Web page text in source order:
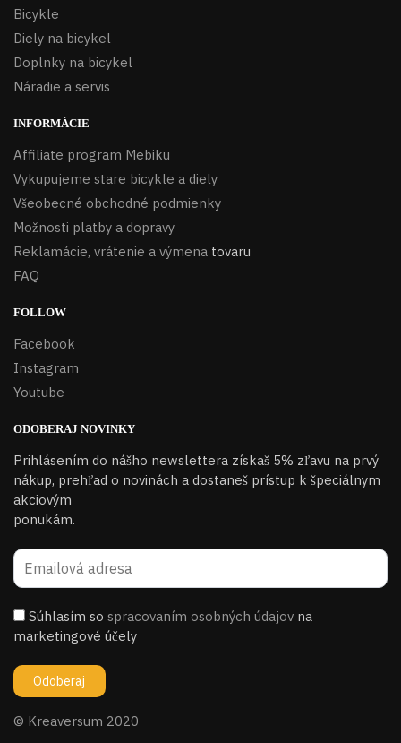
Bicykle
Diely na bicykel
Doplnky na bicykel
Náradie a servis
INFORMÁCIE
Affiliate program Mebiku
Vykupujeme stare bicykle a diely
Všeobecné obchodné podmienky
Možnosti platby a dopravy
Reklamácie, vrátenie a výmena tovaru
FAQ
FOLLOW
Facebook
Instagram
Youtube
ODOBERAJ NOVINKY
Prihlásením do nášho newslettera získaš 5% zľavu na prvý
nákup, prehľad o novinách a dostaneš prístup k špeciálnym
akciovým
ponukám.​
Súhlasím so spracovaním osobných údajov na
marketingové účely
© Kreaversum 2020